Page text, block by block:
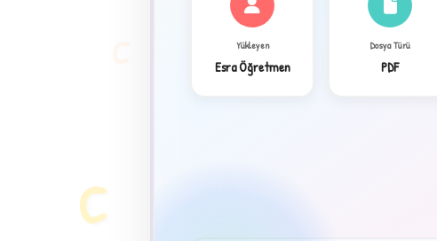
Yükleyen
Esra Öğretmen
Dosya Türü
PDF
C